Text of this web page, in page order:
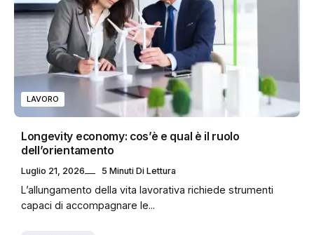
LAVORO
Longevity economy: cos’è e qual è il ruolo
dell’orientamento
Luglio 21, 2026 5 Minuti Di Lettura
L’allungamento della vita lavorativa richiede strumenti
capaci di accompagnare le...